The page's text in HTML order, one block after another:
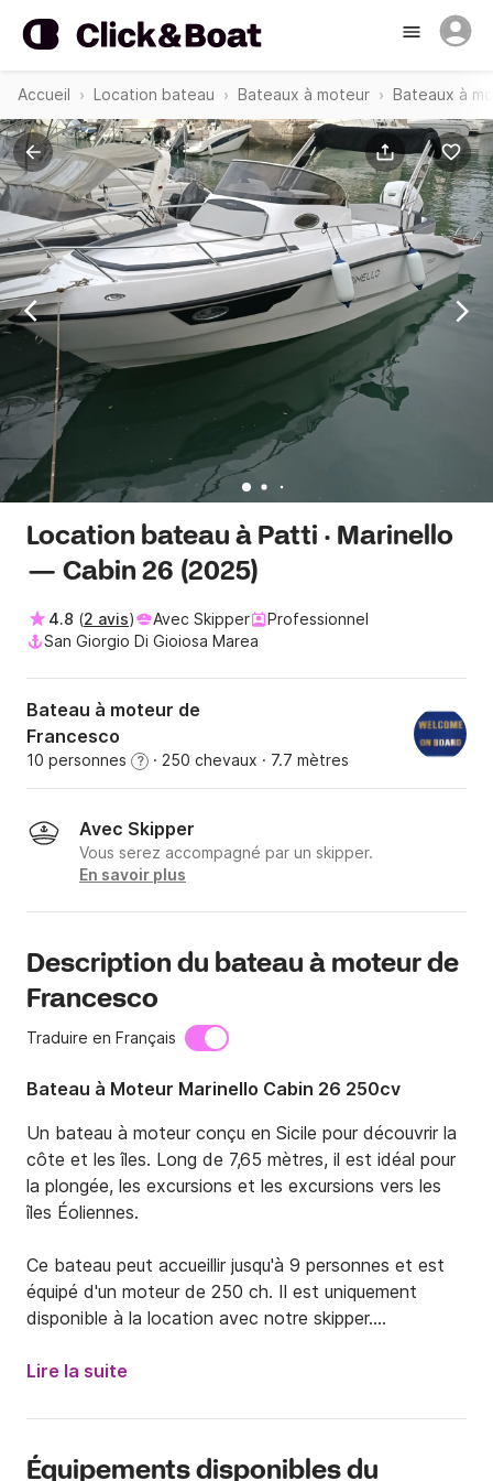
Accueil Location bateau Bateaux à moteur Bateaux à
Location bateau à Patti · Marinello
— Cabin 26 (2025)
4.8 (2 avis) Avec Skipper
Professionnel
San Giorgio Di Gioiosa Marea
Bateau à moteur de
Francesco
10 personnes ? · 250 chevaux · 7.7 mètres
Avec Skipper
Vous serez accompagné par un skipper.
En savoir plus
Description du bateau à moteur de
Francesco
Traduire en Français
Bateau à Moteur Marinello Cabin 26 250cv
Un bateau à moteur conçu en Sicile pour découvrir la
côte et les îles. Long de 7,65 mètres, il est idéal pour
la plongée, les excursions et les excursions vers les
îles Éoliennes.
Ce bateau peut accueillir jusqu'à 9 personnes et est
équipé d'un moteur de 250 ch. Il est uniquement
disponible à la location avec notre skipper.
spacieux bain de soleil avant avec un canapé arrière
d'une douche, d'une chaîne stéréo et d'un
réfrigérateur.
Lire la suite
Équipements disponibles du